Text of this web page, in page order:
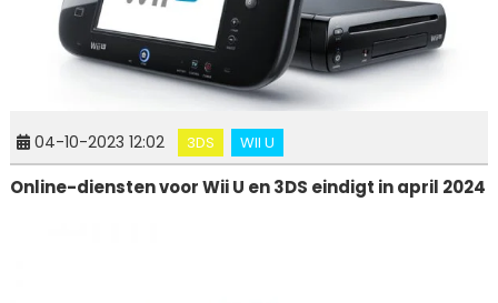
04-10-2023 12:02 3DS WII U
Online-diensten voor Wii U en 3DS eindigt in april 2024